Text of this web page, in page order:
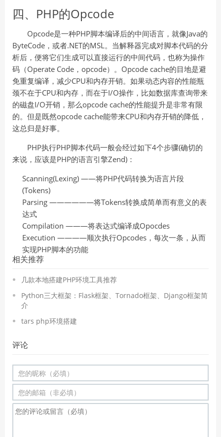
四、PHP的Opcode
Opcode是一种PHP脚本编译后的中间语言，就像Java的
ByteCode，或者.NET的MSL。当解释器完成对脚本代码的分
析后，便将它们生成可以直接运行的中间代码，也称为操作
码（Operate Code，opcode）。Opcode cache的目地是避
免重复编译，减少CPU和内存开销。如果动态内容的性能瓶
颈不在于CPU和内存，而在于I/O操作，比如数据库查询带来
的磁盘I/O开销，那么opcode cache的性能提升是非常有限
的。但是既然opcode cache能带来CPU和内存开销的降低，
这总归是好事。
PHP执行PHP脚本代码一般会经过如下4个步骤(确切的
来说，应该是PHP的语言引擎Zend)：
Scanning(Lexing) ——将PHP代码转换为语言片段
(Tokens)
Parsing ——————将Tokens转换成简单而有意义的表
达式
Compilation ———将表达式编译成Opocdes
Execution ————顺次执行Opcodes，每次一条，从而
实现PHP脚本的功能
相关推荐
几款本地搭建PHP环境工具推荐
Python三大框架：Flask框架、Tornado框架、Django框架简
介
tars php环境搭建
评论